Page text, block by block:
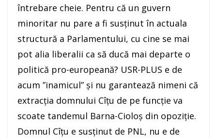
întrebare cheie. Pentru că un guvern
minoritar nu pare a fi susținut în actuala
structură a Parlamentului, cu cine se mai
pot alia liberalii ca să ducă mai departe o
politică pro-europeană? USR-PLUS e de
acum ”inamicul” și nu garantează nimeni că
extracția domnului Cîțu de pe funcție va
scoate tandemul Barna-Cioloș din opoziție.
Domnul Cîțu e susținut de PNL, nu e de